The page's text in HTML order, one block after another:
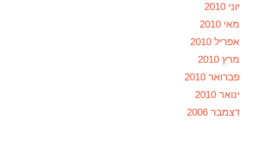
יוני 2010
מאי 2010
אפריל 2010
מרץ 2010
פברואר 2010
ינואר 2010
דצמבר 2006